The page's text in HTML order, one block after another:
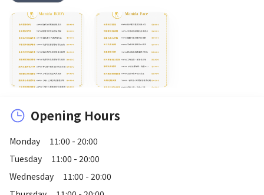
Opening Hours
Monday
11:00 - 20:00
Tuesday
11:00 - 20:00
Wednesday
11:00 - 20:00